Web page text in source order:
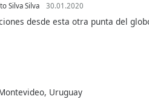
Silva Silva 30.01.2020
desde esta otra punta del
Uruguay